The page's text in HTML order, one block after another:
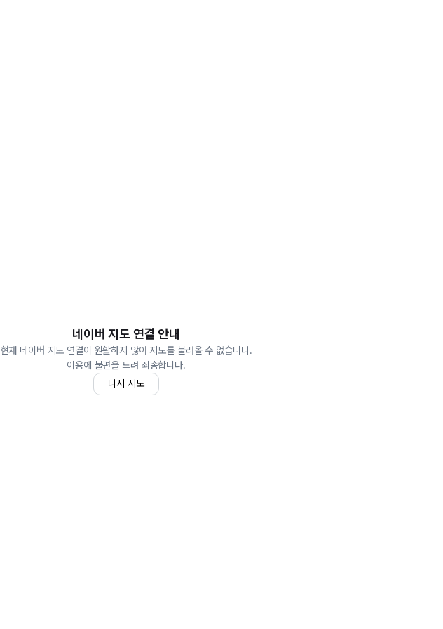
네이버 지도 연결 안내
현재 네이버 지도 연결이 원활하지 않아 지도를 불러올 수 없습니다.
이용에 불편을 드려 죄송합니다.
다시 시도